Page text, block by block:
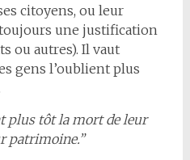
citoyens, ou leur
une justification
ou autres). Il vaut
gens l’oublient plus
plus tôt la mort de leur
patrimoine.”